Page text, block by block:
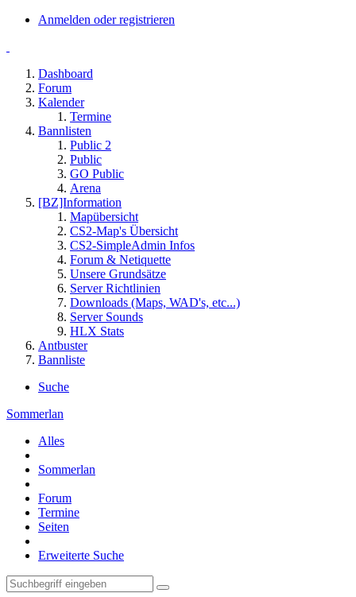
Anmelden oder registrieren
Dashboard
Forum
Kalender
Termine
Bannlisten
Public 2
Public
GO Public
Arena
[BZ]Information
Mapübersicht
CS2-Map's Übersicht
CS2-SimpleAdmin Infos
Forum & Netiquette
Unsere Grundsätze
Server Richtlinien
Downloads (Maps, WAD's, etc...)
Server Sounds
HLX Stats
Antbuster
Bannliste
Suche
Sommerlan
Alles
Sommerlan
Forum
Termine
Seiten
Erweiterte Suche